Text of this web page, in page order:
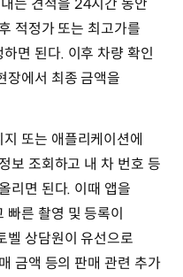
는 견적을 24시간 동안
적정가 또는 최고가를
면 된다. 이후 차량 확인
장에서 최종 금액을
또는 애플리케이션에
보 조회하고 내 차 번호 등
리면 된다. 이때 앱을
빠른 촬영 및 등록이
벨 상담원이 유선으로
금액 등의 판매 관련 추가